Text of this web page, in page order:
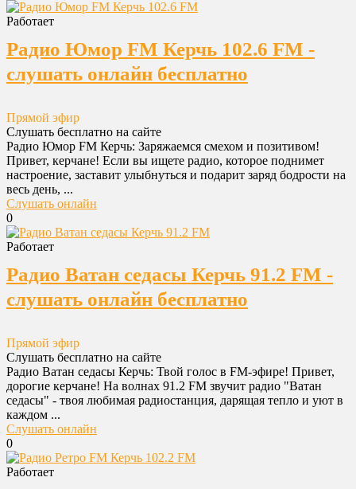
Работает
Радио Юмор FM Керчь 102.6 FM -
слушать онлайн бесплатно
Прямой эфир
Слушать бесплатно на сайте
Радио Юмор FM Керчь: Заряжаемся смехом и позитивом!
Привет, керчане! Если вы ищете радио, которое поднимет
настроение, заставит улыбнуться и подарит заряд бодрости на
весь день, ...
Слушать онлайн
0
Работает
Радио Ватан седасы Керчь 91.2 FM -
слушать онлайн бесплатно
Прямой эфир
Слушать бесплатно на сайте
Радио Ватан седасы Керчь: Твой голос в FM-эфире! Привет,
дорогие керчане! На волнах 91.2 FM звучит радио "Ватан
седасы" - твоя любимая радиостанция, дарящая тепло и уют в
каждом ...
Слушать онлайн
0
Работает